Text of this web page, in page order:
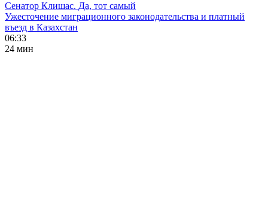
Сенатор Клишас. Да, тот самый
Ужесточение миграционного законодательства и платный
въезд в Казахстан
06:33
24 мин